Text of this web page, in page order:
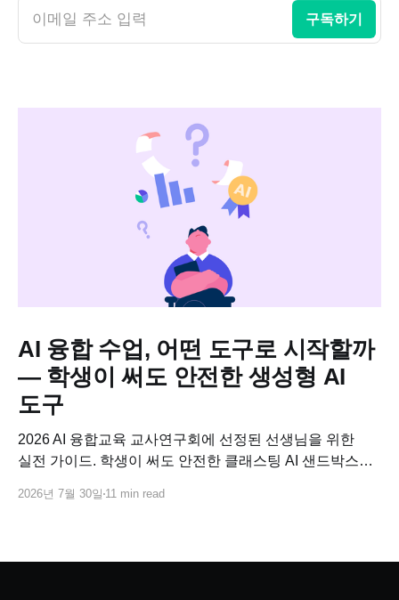
이메일 주소 입력 구독하기
AI 융합 수업, 어떤 도구로 시작할까
— 학생이 써도 안전한 생성형 AI
도구
2026 AI 융합교육 교사연구회에 선정된 선생님을 위한
실전 가이드. 학생이 써도 안전한 클래스팅 AI 샌드박스로
코스웨어까지 연결하는 방법.
2026년 7월 30일 11 min read